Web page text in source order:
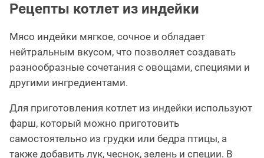
Рецепты котлет из индейки
Мясо индейки мягкое, сочное и обладает
нейтральным вкусом, что позволяет создавать
разнообразные сочетания с овощами, специями и
другими ингредиентами.
Для приготовления котлет из индейки используют
фарш, который можно приготовить
самостоятельно из грудки или бедра птицы, а
также добавить лук, чеснок, зелень и специи. В